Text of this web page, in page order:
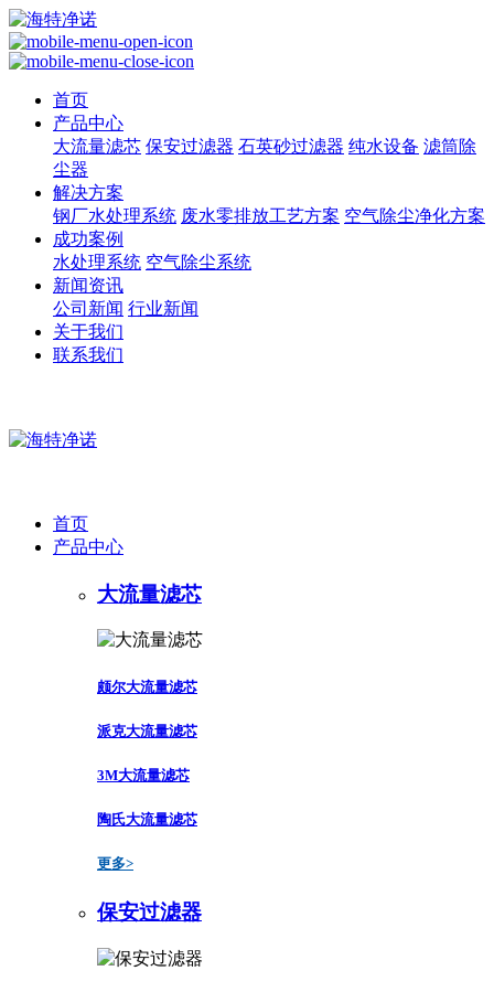
首页
产品中心
大流量滤芯 保安过滤器 石英砂过滤器 纯水设备 滤筒除
尘器
解决方案
钢厂水处理系统 废水零排放工艺方案 空气除尘净化方案
成功案例
水处理系统 空气除尘系统
新闻资讯
公司新闻 行业新闻
关于我们
联系我们
首页
产品中心
大流量滤芯
颇尔大流量滤芯
派克大流量滤芯
3M大流量滤芯
陶氏大流量滤芯
更多>
保安过滤器